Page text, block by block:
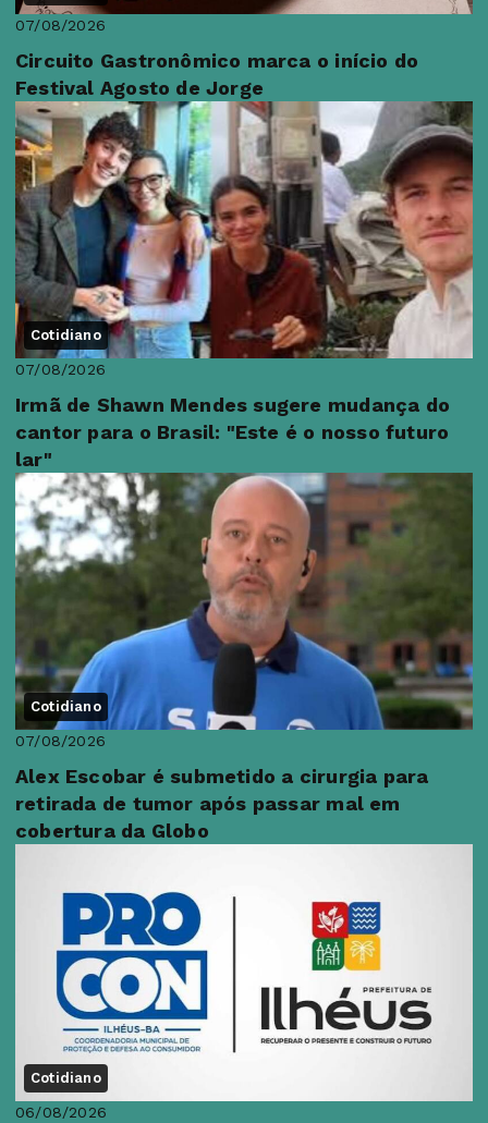
07/08/2026
Circuito Gastronômico marca o início do
Festival Agosto de Jorge
Cotidiano
07/08/2026
Irmã de Shawn Mendes sugere mudança do
cantor para o Brasil: "Este é o nosso futuro
lar"
Cotidiano
07/08/2026
Alex Escobar é submetido a cirurgia para
retirada de tumor após passar mal em
cobertura da Globo
Cotidiano
06/08/2026